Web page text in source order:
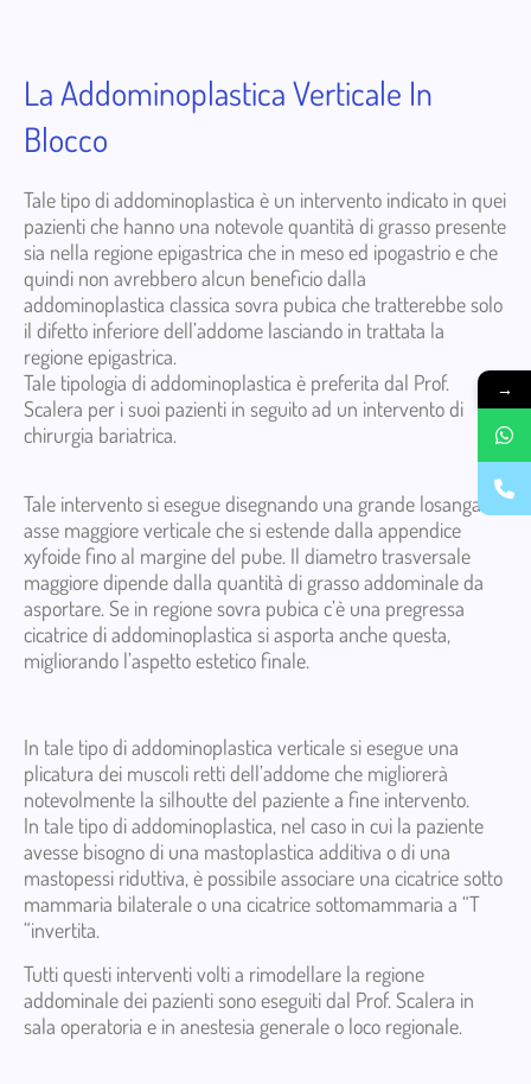
La Addominoplastica Verticale In
Blocco
Tale tipo di addominoplastica è un intervento indicato in quei
pazienti che hanno una notevole quantità di grasso presente
sia nella regione epigastrica che in meso ed ipogastrio e che
quindi non avrebbero alcun beneficio dalla
addominoplastica classica sovra pubica che tratterebbe solo
il difetto inferiore dell’addome lasciando in trattata la
regione epigastrica.
Tale tipologia di addominoplastica è preferita dal Prof.
Scalera per i suoi pazienti in seguito ad un intervento di
chirurgia bariatrica.
Tale intervento si esegue disegnando una grande losanga ad
asse maggiore verticale che si estende dalla appendice
xyfoide fino al margine del pube. Il diametro trasversale
maggiore dipende dalla quantità di grasso addominale da
asportare. Se in regione sovra pubica c’è una pregressa
cicatrice di addominoplastica si asporta anche questa,
migliorando l’aspetto estetico finale.
In tale tipo di addominoplastica verticale si esegue una
plicatura dei muscoli retti dell’addome che migliorerà
notevolmente la silhoutte del paziente a fine intervento.
In tale tipo di addominoplastica, nel caso in cui la paziente
avesse bisogno di una mastoplastica additiva o di una
mastopessi riduttiva, è possibile associare una cicatrice sotto
mammaria bilaterale o una cicatrice sottomammaria a “T
“invertita.
Tutti questi interventi volti a rimodellare la regione
addominale dei pazienti sono eseguiti dal Prof. Scalera in
sala operatoria e in anestesia generale o loco regionale.
→